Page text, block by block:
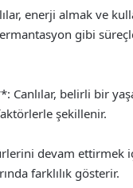
enerji almak ve
gibi
Canlılar, belirli bir
şekillenir.
devam ettirmek
farklılık gösterir.